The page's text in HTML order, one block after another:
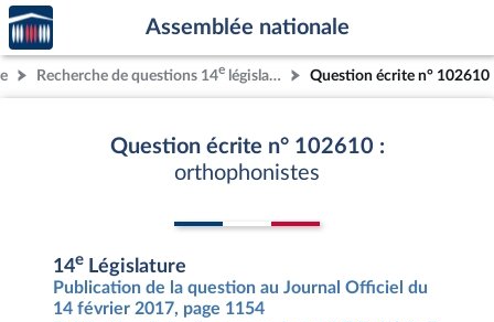
Aller au contenu
Aller en bas de la page
Accèder
à la
page
d'accueil
Assemblée nationale
Recherche de questions 14e législature Question écrite n° 102610
Question écrite n° 102610 :
orthophonistes
14e Législature
Publication de la question au Journal Officiel du
14 février 2017, page 1154